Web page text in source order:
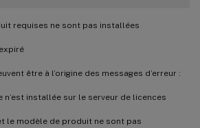
requises ne sont pas installées
être à l’origine des messages d’erreur :
n’est installée sur le serveur de licences
le modèle de produit ne sont pas